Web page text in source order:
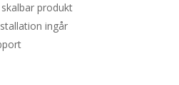
produkt
ingår